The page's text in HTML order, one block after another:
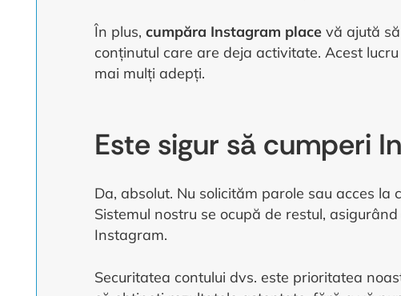
În plus, cumpăra Instagram place vă ajută
conținutul care are deja activitate. Acest
mai mulți adepți.
Este sigur să cumperi
Da, absolut. Nu solicităm parole sau acces
Sistemul nostru se ocupă de restul,
Instagram.
Securitatea contului dvs. este prioritatea